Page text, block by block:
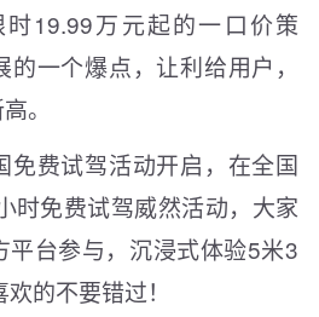
19.99万元起的一口价策
一个爆点，让利给用户，
。
免费试驾活动开启，在全国
时免费试驾威然活动，大家
平台参与，沉浸式体验5米3
的不要错过！